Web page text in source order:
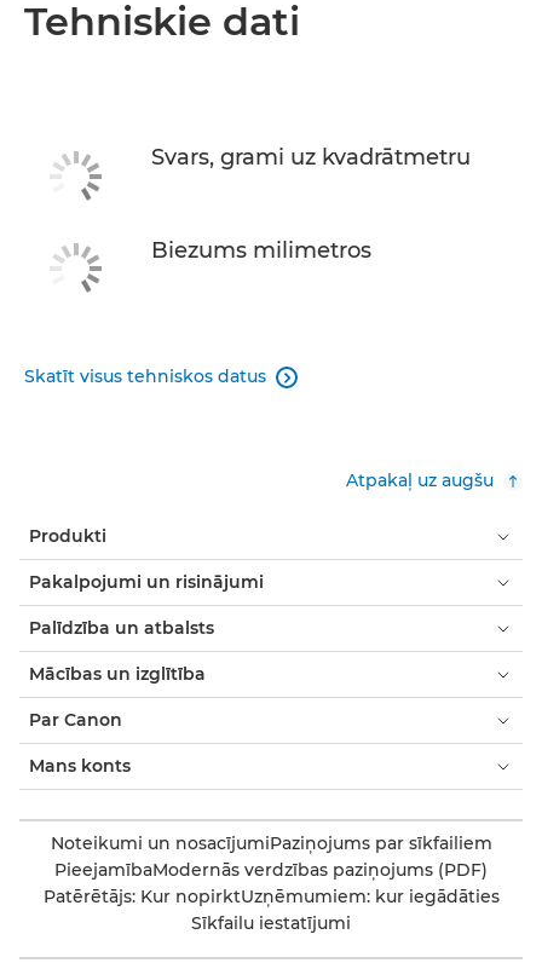
Tehniskie dati
Svars, grami uz kvadrātmetru
Biezums milimetros
Skatīt visus tehniskos datus 
Atpakaļ uz augšu
Produkti
Pakalpojumi un risinājumi
Palīdzība un atbalsts
Mācības un izglītība
Par Canon
Mans konts
Noteikumi un nosacījumiPaziņojums par sīkfailiem
PieejamībaModernās verdzības paziņojums (PDF)
Patērētājs: Kur nopirktUzņēmumiem: kur iegādāties
Sīkfailu iestatījumi